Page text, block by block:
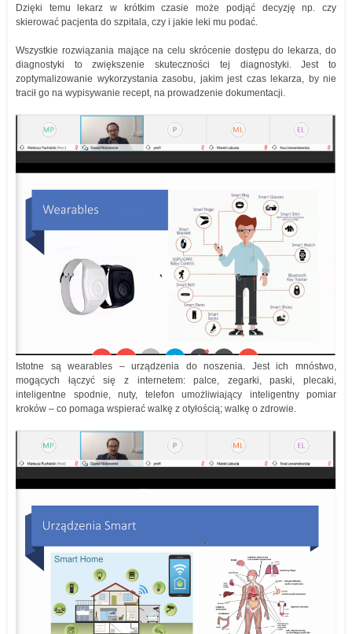
Dzięki temu lekarz w krótkim czasie może podjąć decyzję np. czy
skierować pacjenta do szpitala, czy i jakie leki mu podać.
Wszystkie rozwiązania mające na celu skrócenie dostępu do lekarza, do
diagnostyki to zwiększenie skuteczności tej diagnostyki. Jest to
zoptymalizowanie wykorzystania zasobu, jakim jest czas lekarza, by nie
tracił go na wypisywanie recept, na prowadzenie dokumentacji.
Istotne są wearables – urządzenia do noszenia. Jest ich mnóstwo,
mogących łączyć się z internetem: palce, zegarki, paski, plecaki,
inteligentne spodnie, nuty, telefon umożliwiający inteligentny pomiar
kroków – co pomaga wspierać walkę z otyłością; walkę o zdrowie.